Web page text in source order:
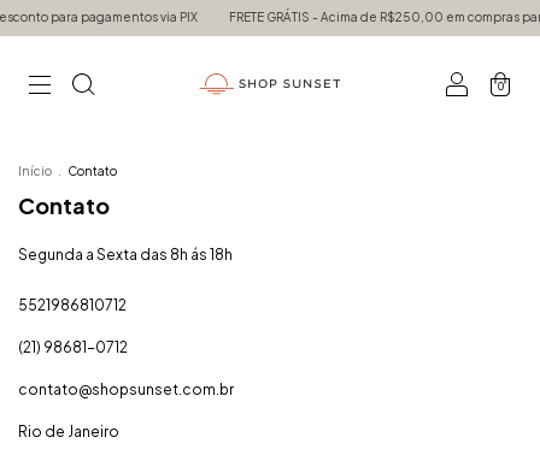
para pagamentos via PIX FRETE GRÁTIS - Acima de R$250,00 em compras
0
Início Contato
Contato
Segunda a Sexta das 8h ás 18h
5521986810712
(21) 98681-0712
contato@shopsunset.com.br
Rio de Janeiro